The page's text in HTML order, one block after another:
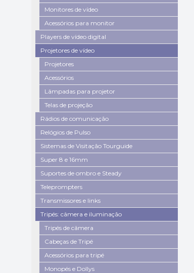
Monitores de vídeo
Acessórios para monitor
Players de vídeo digital
Projetores de vídeo
Projetores
Acessórios
Lâmpadas para projetor
Telas de projeção
Rádios de comunicação
Relógios de Pulso
Sistemas de Visitação Tourguide
Super 8 e 16mm
Suportes de ombro e Steady
Teleprompters
Transmissores e links
Tripés: câmera e iluminação
Tripés de câmera
Cabeças de Tripé
Acessórios para tripé
Monopés e Dollys